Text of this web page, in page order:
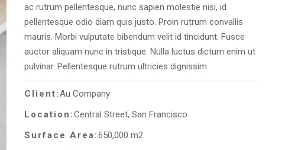
ac rutrum pellentesque, nunc sapien molestie nisi, id
pellentesque odio diam quis justo. Proin rutrum convallis
mauris. Morbi vulputate bibendum velit id tincidunt. Fusce
auctor aliquam nunc in tristique. Nulla luctus dictum enim ut
pulvinar. Pellentesque rutrum ultricies dignissim
Client:Au Company
Location:Central Street, San Francisco
Surface Area:650,000 m2